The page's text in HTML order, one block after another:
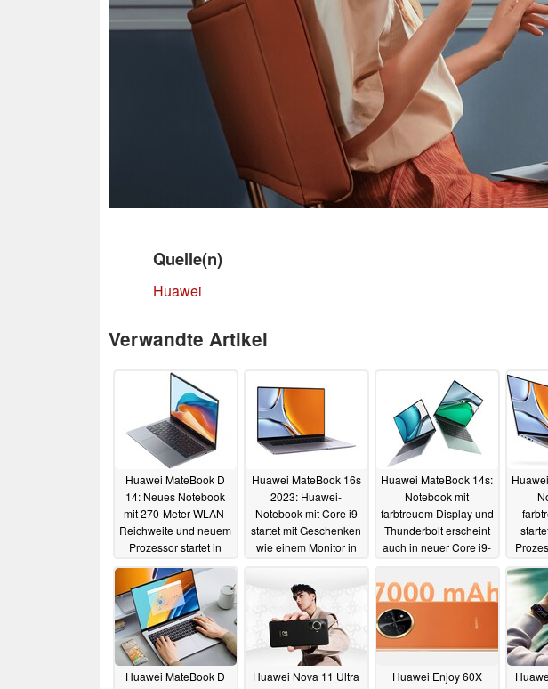
Quelle(n)
Huawei
Verwandte Artikel
Huawei MateBook D
14: Neues Notebook
mit 270-Meter-WLAN-
Reichweite und neuem
Prozessor startet in
Vorzugspreis24.11.2023
Huawei MateBook 16s
2023: Huawei-
Notebook mit Core i9
startet mit Geschenken
wie einem Monitor in
Huawei MateBook 14s:
Notebook mit
farbtreuem Display und
Thunderbolt erscheint
auch in neuer Core i9-
Huawei MateBook D
Huawei Nova 11 Ultra
Huawei Enjoy 60X